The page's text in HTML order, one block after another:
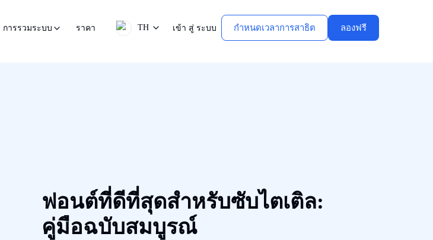
การรวมระบบ ราคา TH เข้า สู่ ระบบ กําหนดเวลาการสาธิต ลองฟรี
ฟอนต์ที่ดีที่สุดสำหรับซับไตเติล:
คู่มือฉบับสมบูรณ์